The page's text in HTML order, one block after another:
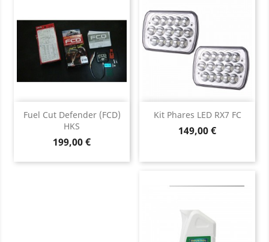
Fuel Cut Defender (FCD)
HKS
Prix
199,00 €
Kit Phares LED RX7 FC
Prix
149,00 €